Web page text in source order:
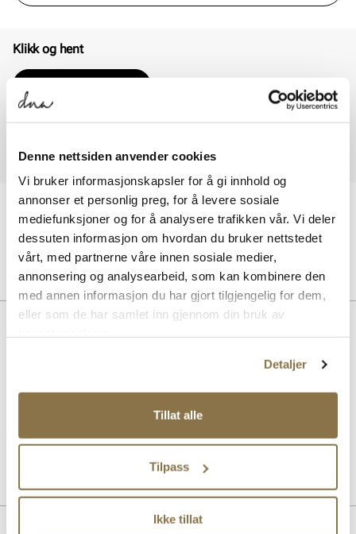
Denne nettsiden anvender cookies
Vi bruker informasjonskapsler for å gi innhold og
annonser et personlig preg, for å levere sosiale
mediefunksjoner og for å analysere trafikken vår. Vi deler
dessuten informasjon om hvordan du bruker nettstedet
vårt, med partnerne våre innen sosiale medier,
annonsering og analysearbeid, som kan kombinere den
med annen informasjon du har gjort tilgjengelig for dem,
eller som de har samlet inn gjennom din bruk av
Detaljer
Tillat alle
Tilpass
Ikke tillat
Klikk og hent
Hjemlevering 3 - 7 dager
30 dagers åpent kjøp
Klikk og hent innen 30 minutter
Hjemlevering 3-7 dager
Gratis retur i butikk
BESKRIVELSE
en svamp og en mikrofiberklut. Renser raskt sålekanter
sneakers. Vannbasert og 98% nedbrytbar.